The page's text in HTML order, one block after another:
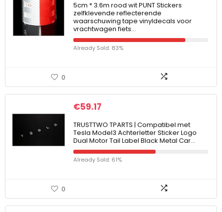
5cm * 3.6m rood wit PUNT Stickers
zelfklevende reflecterende
waarschuwing tape vinyldecals voor
vrachtwagen fiets…
Already Sold: 83%
0
€59.17
TRUSTTWO TPARTS | Compatibel met
Tesla Model3 Achterletter Sticker Logo
Dual Motor Tail Label Black Metal Car…
Already Sold: 61%
0